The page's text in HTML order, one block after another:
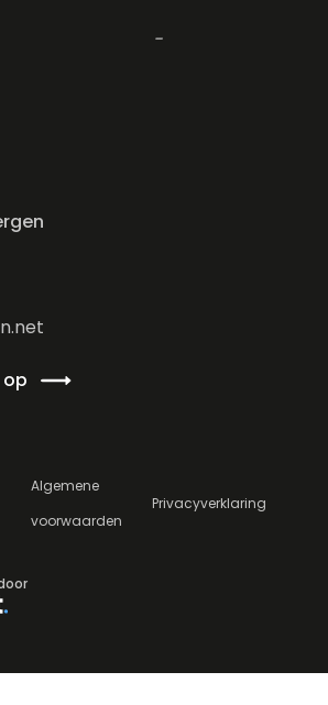
-
Algemene
voorwaarden
Privacyverklaring